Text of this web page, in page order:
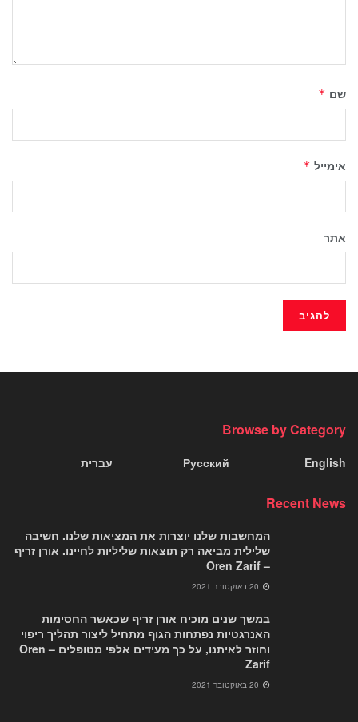
שם *
אימייל *
אתר
Browse by Category
English
Русский עברית
Recent News
המחשבות שלנו יוצרות את המציאות שלנו. חשיבה
שלילית מביאה רק תוצאות שליליות לחיינו. אורן זריף
– Oren Zarif
במשך שנים מוכיח אורן זריף שכאשר החסימות
האנרגטיות נפתחות הגוף מתחיל ליצור תהליך ריפוי
וחוזר לאיתנו, על כך מעידים אלפי מטופלים – Oren
Zarif